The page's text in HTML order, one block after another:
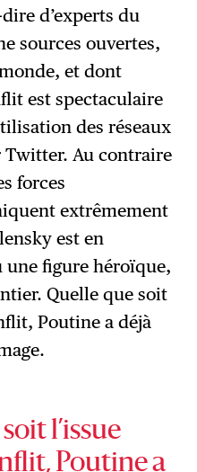
d’experts du
sources ouvertes,
et dont
est spectaculaire
des réseaux
Au contraire
forces
extrêmement
est en
une figure héroïque,
Quelle que soit
Poutine a déjà
l’issue
Poutine a